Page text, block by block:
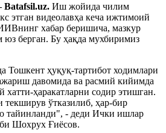
Batafsil.uz. Иш жойида чилим
этган видеолавҳа кеча ижтимоий
хабар беришича, мазкур
берган. Бу ҳақда мухбиримиз
Тошкент ҳуқуқ-тартибот ходимлари
давомида ва расмий кийимда
ҳаракатларни содир этишган.
ўтказилиб, ҳар-бир
тайинланди", - деди Ички ишлар
Шохрух Ғиёсов.